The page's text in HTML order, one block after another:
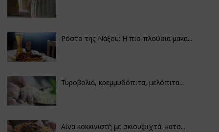
Ρόστο της Νάξου: Η πιο πλούσια μακα...
Τυροβολιά, κρεμμυδόπιτα, μελόπιτα...
Αίγα κοκκινιστή με σκιουφιχτά, κατσ...